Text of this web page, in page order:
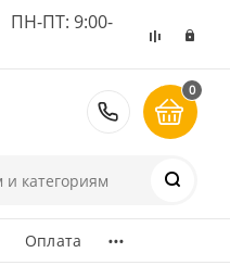
ПН-ПТ: 9:00-
8 (495)
0
Оплата ...